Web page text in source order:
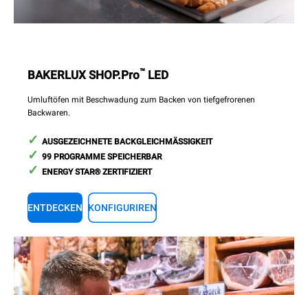
BAKERLUX SHOP.Pro™ LED
Umluftöfen mit Beschwadung zum Backen von tiefgefrorenen
Backwaren.
AUSGEZEICHNETE BACKGLEICHMÄSSIGKEIT
99 PROGRAMME SPEICHERBAR
ENERGY STAR® ZERTIFIZIERT
ENTDECKEN KONFIGURIREN